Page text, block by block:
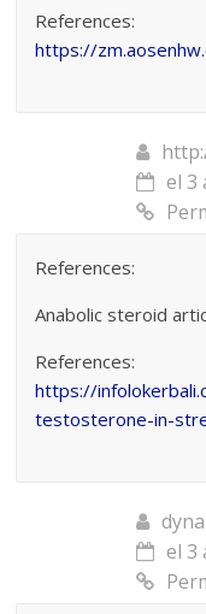
References:
https://
el 3
References:
Anabolic steroid
References:
https://
testosterone-in-
el 3